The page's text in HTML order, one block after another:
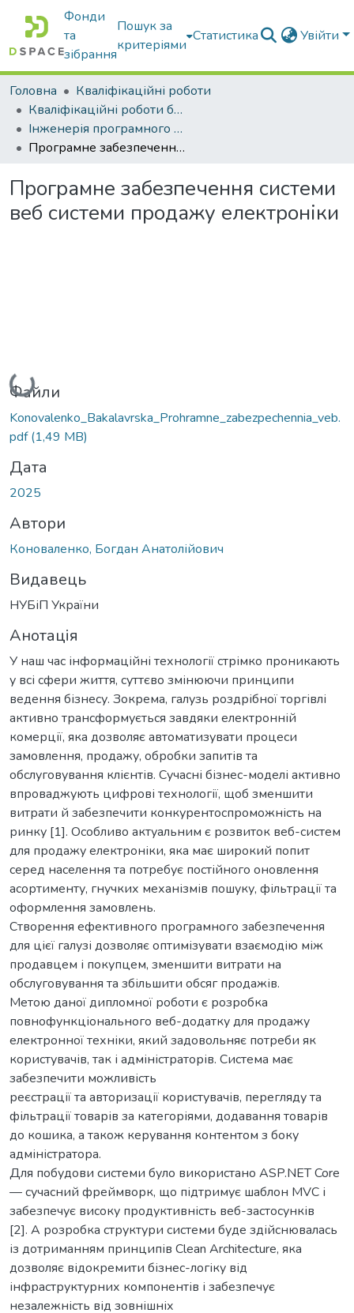
Фонди
та
зібрання
Пошук за
критеріями
Статистика Увійти
Головна
Кваліфікаційні роботи
Кваліфікаційні роботи бакалаврів
Інженерія програмного забезпечення
Програмне забезпечення системи веб системи продажу електроніки
Програмне забезпечення системи
веб системи продажу електроніки
Вантажиться...
Файли
Konovalenko_Bakalavrska_Prohramne_zabezpechennia_veb.
pdf(1,49 MB)
Дата
2025
Автори
Коноваленко, Богдан Анатолійович
Видавець
НУБіП України
Анотація
У наш час інформаційні технології стрімко проникають
у всі сфери життя, суттєво змінюючи принципи
ведення бізнесу. Зокрема, галузь роздрібної торгівлі
активно трансформується завдяки електронній
комерції, яка дозволяє автоматизувати процеси
замовлення, продажу, обробки запитів та
обслуговування клієнтів. Сучасні бізнес-моделі активно
впроваджують цифрові технології, щоб зменшити
витрати й забезпечити конкурентоспроможність на
ринку [1]. Особливо актуальним є розвиток веб-систем
для продажу електроніки, яка має широкий попит
серед населення та потребує постійного оновлення
асортименту, гнучких механізмів пошуку, фільтрації та
оформлення замовлень.
Створення ефективного програмного забезпечення
для цієї галузі дозволяє оптимізувати взаємодію між
продавцем і покупцем, зменшити витрати на
обслуговування та збільшити обсяг продажів.
Метою даної дипломної роботи є розробка
повнофункціонального веб-додатку для продажу
електронної техніки, який задовольняє потреби як
користувачів, так і адміністраторів. Система має
забезпечити можливість
реєстрації та авторизації користувачів, перегляду та
фільтрації товарів за категоріями, додавання товарів
до кошика, а також керування контентом з боку
адміністратора.
Для побудови системи було використано ASP.NET Core
— сучасний фреймворк, що підтримує шаблон MVC і
забезпечує високу продуктивність веб-застосунків
[2]. А розробка структури системи буде здійснювалась
із дотриманням принципів Clean Architecture, яка
дозволяє відокремити бізнес-логіку від
інфраструктурних компонентів і забезпечує
незалежність від зовнішніх